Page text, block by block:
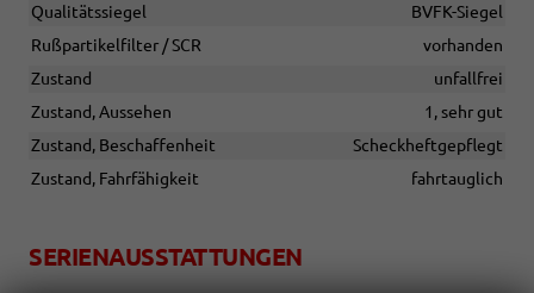
Qualitätssiegel
BVFK-Siegel
Rußpartikelfilter / SCR
vorhanden
Zustand
unfallfrei
Zustand, Aussehen
1, sehr gut
Zustand, Beschaffenheit
Scheckheftgepflegt
Zustand, Fahrfähigkeit
fahrtauglich
SERIENAUSSTATTUNGEN